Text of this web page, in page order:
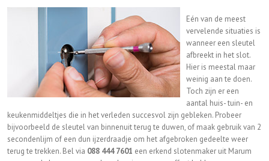
Eén van de meest
vervelende situaties is
wanneer een sleutel
afbreekt in het slot.
Hier is meestal maar
weinig aan te doen.
Toch zijn er een
aantal huis- tuin- en
keukenmiddeltjes die in het verleden succesvol zijn gebleken. Probeer
bijvoorbeeld de sleutel van binnenuit terug te duwen, of maak gebruik van 2
secondenlijm of een dun ijzerdraadje om het afgebroken gedeelte weer
terug te trekken. Bel via 088 444 7601 een erkend slotenmaker uit Marum